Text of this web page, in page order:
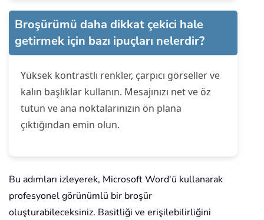
Broşürümü daha dikkat çekici hale
getirmek için bazı ipuçları nelerdir?
Yüksek kontrastlı renkler, çarpıcı görseller ve
kalın başlıklar kullanın. Mesajınızı net ve öz
tutun ve ana noktalarınızın ön plana
çıktığından emin olun.
Bu adımları izleyerek, Microsoft Word'ü kullanarak
profesyonel görünümlü bir broşür
oluşturabileceksiniz. Basitliği ve erişilebilirliğini